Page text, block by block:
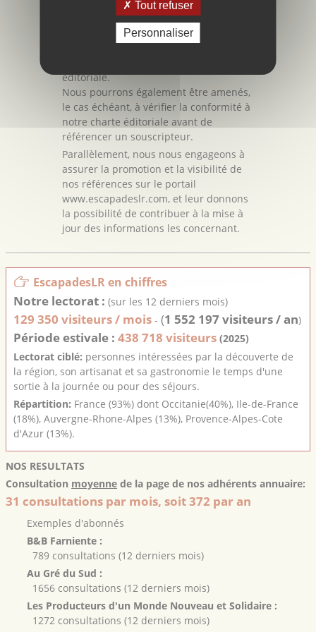
tout partenaire, prestataire ou client.
Nous nous réservons par ailleurs le
droit de décliner une demande de
référencement si le souscripteur ne
éditoriale.
Nous pourrons également être amenés,
le cas échéant, à vérifier la conformité à
notre charte éditoriale avant de
référencer un souscripteur.
Parallèlement, nous nous engageons à
assurer la promotion et la visibilité de
nos références sur le portail
www.escapadeslr.com, et leur donnons
la possibilité de contribuer à la mise à
jour des informations les concernant.
EscapadesLR en chiffres
Notre lectorat : (sur les 12 derniers mois)
129 350 visiteurs / mois - (1 552 197 visiteurs / an)
Période estivale : 438 718 visiteurs (2025)
Lectorat ciblé: personnes intéressées par la découverte de
la région, son artisanat et sa gastronomie le temps d'une
sortie à la journée ou pour des séjours.
Répartition: France (93%) dont Occitanie(40%), Ile-de-France
(18%), Auvergne-Rhone-Alpes (13%), Provence-Alpes-Cote
d'Azur (13%).
NOS RESULTATS
Consultation moyenne de la page de nos adhérents annuaire:
31 consultations par mois, soit 372 par an
Exemples d'abonnés
B&B Farniente :
789 consultations (12 derniers mois)
Au Gré du Sud :
1656 consultations (12 derniers mois)
Les Producteurs d'un Monde Nouveau et Solidaire :
1272 consultations (12 derniers mois)
Tout refuser
Personnaliser